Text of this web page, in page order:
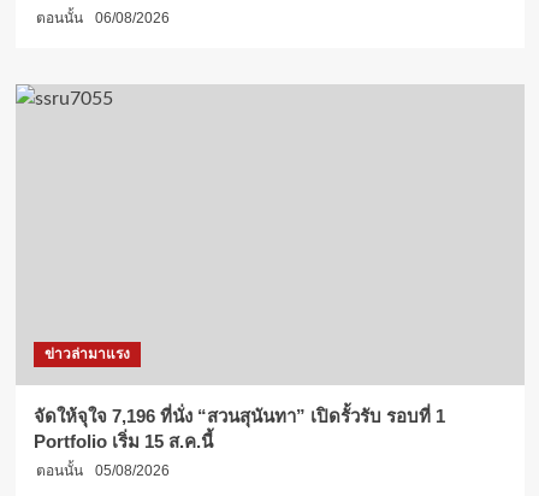
ตอนนั้น 06/08/2026
ข่าวล่ามาแรง
จัดให้จุใจ 7,196 ที่นั่ง “สวนสุนันทา” เปิดรั้วรับ รอบที่ 1
Portfolio เริ่ม 15 ส.ค.นี้
ตอนนั้น 05/08/2026